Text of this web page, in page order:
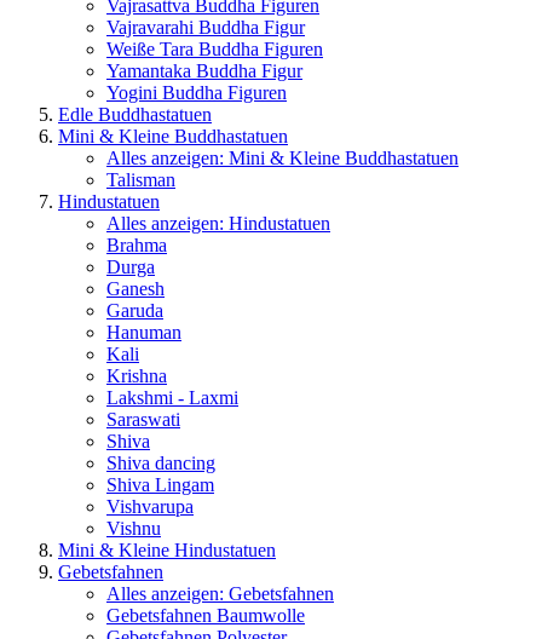
Vajrasattva Buddha Figuren
Vajravarahi Buddha Figur
Weiße Tara Buddha Figuren
Yamantaka Buddha Figur
Yogini Buddha Figuren
Edle Buddhastatuen
Mini & Kleine Buddhastatuen
Alles anzeigen: Mini & Kleine Buddhastatuen
Talisman
Hindustatuen
Alles anzeigen: Hindustatuen
Brahma
Durga
Ganesh
Garuda
Hanuman
Kali
Krishna
Lakshmi - Laxmi
Saraswati
Shiva
Shiva dancing
Shiva Lingam
Vishvarupa
Vishnu
Mini & Kleine Hindustatuen
Gebetsfahnen
Alles anzeigen: Gebetsfahnen
Gebetsfahnen Baumwolle